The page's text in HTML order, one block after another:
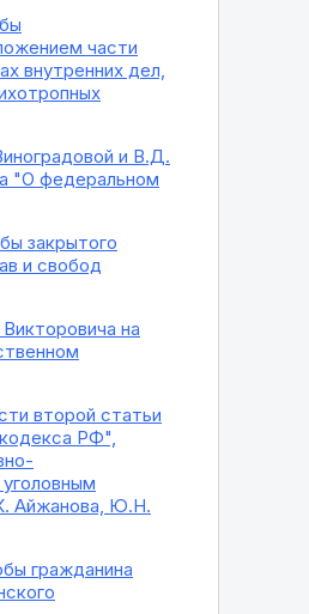
части
внутренних дел,
и В.Д.
"О федеральном
закрытого
и свобод
на
второй статьи
кодекса РФ",
Айжанова, Ю.Н.
гражданина